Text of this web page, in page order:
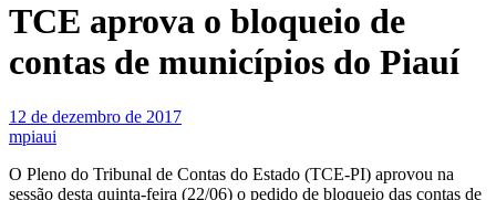
TCE aprova o bloqueio de
contas de municípios do Piauí
12 de dezembro de 2017
mpiaui
O Pleno do Tribunal de Contas do Estado (TCE-PI) aprovou na
sessão desta quinta-feira (22/06) o pedido de bloqueio das contas de